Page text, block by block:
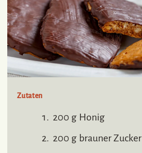
Zutaten
200 g Honig
200 g brauner Zucker